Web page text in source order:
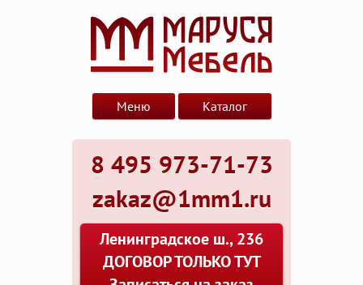
8 495 973-71-73
zakaz@1mm1.ru
Ленинградское ш., 236
ДОГОВОР ТОЛЬКО ТУТ
Меню Каталог